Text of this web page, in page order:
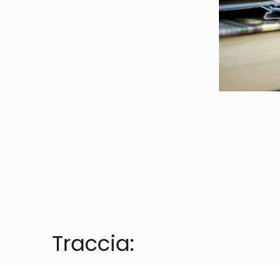
Traccia: